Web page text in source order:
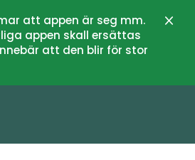
att appen är seg mm.
appen skall ersättas
att den blir för stor